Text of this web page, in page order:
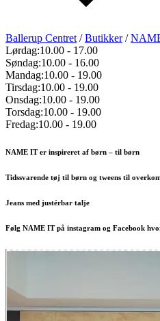
Ballerup Centret /Butikker/
Lørdag:10.00 - 17.00
Søndag:10.00 - 16.00
Mandag:10.00 - 19.00
Tirsdag:10.00 - 19.00
Onsdag:10.00 - 19.00
Torsdag:10.00 - 19.00
Fredag:10.00 - 19.00
NAME IT er inspireret af børn – til børn
Tidssvarende tøj til børn og tweens til
Jeans med justérbar talje
Følg NAME IT på instagram og Facebook